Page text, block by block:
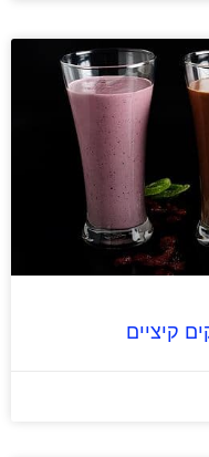
קיציים